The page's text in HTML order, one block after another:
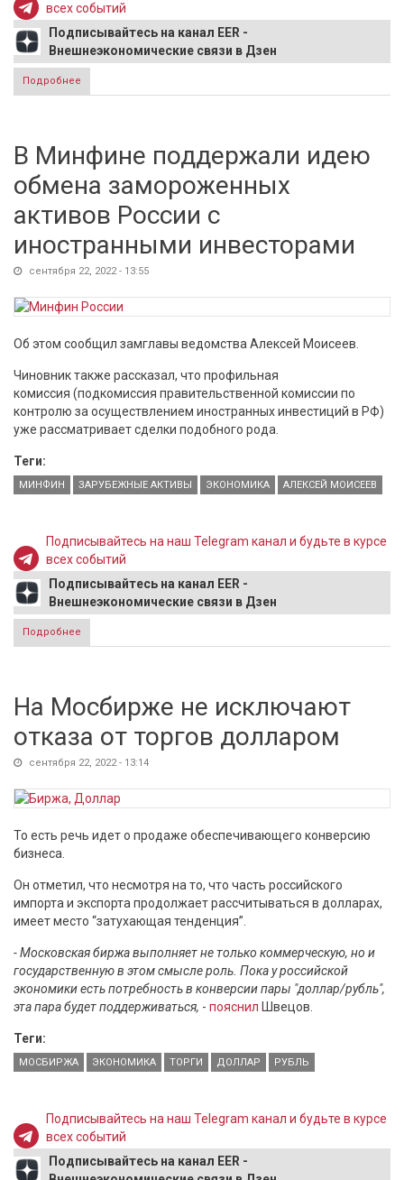
всех событий
Подписывайтесь на канал EER -
Внешнеэкономические связи в Дзен
Подробнее
обращения Путина
В Минфине поддержали идею
обмена замороженных
активов России с
иностранными инвесторами
сентября 22, 2022 - 13:55
Об этом сообщил замглавы ведомства Алексей Моисеев.
Чиновник также рассказал, что профильная
комиссия (подкомиссия правительственной комиссии по
контролю за осуществлением иностранных инвестиций в РФ)
уже рассматривает сделки подобного рода.
Теги:
МИНФИН ЗАРУБЕЖНЫЕ АКТИВЫ ЭКОНОМИКА АЛЕКСЕЙ МОИСЕЕВ
Подписывайтесь на наш Telegram канал и будьте в курсе
всех событий
Подписывайтесь на канал EER -
Внешнеэкономические связи в Дзен
Подробнее
активов России с иностранными инвесторами
На Мосбирже не исключают
отказа от торгов долларом
сентября 22, 2022 - 13:14
То есть речь идет о продаже обеспечивающего конверсию
бизнеса.
Он отметил, что несмотря на то, что часть российского
импорта и экспорта продолжает рассчитываться в долларах,
имеет место “затухающая тенденция”.
- Московская биржа выполняет не только коммерческую, но и
государственную в этом смысле роль. Пока у российской
экономики есть потребность в конверсии пары "доллар/рубль",
эта пара будет поддерживаться, - пояснил Швецов.
Теги:
МОСБИРЖА ЭКОНОМИКА ТОРГИ ДОЛЛАР РУБЛЬ
Подписывайтесь на наш Telegram канал и будьте в курсе
всех событий
Подписывайтесь на канал EER -